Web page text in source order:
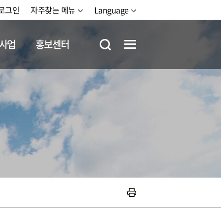
그인 자주찾는 메뉴 Language
업 홍보센터